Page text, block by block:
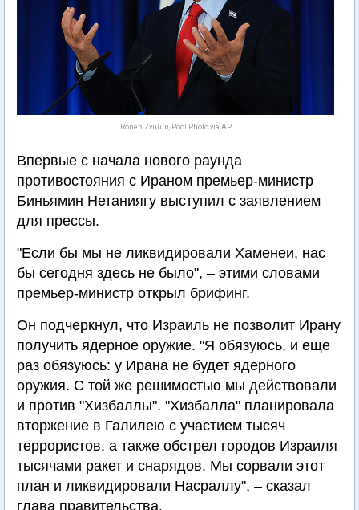
Ronen Zvulun, Pool Photo via AP
Впервые с начала нового раунда
противостояния с Ираном премьер-министр
Биньямин Нетаниягу выступил с заявлением
для прессы.
"Если бы мы не ликвидировали Хаменеи, нас
бы сегодня здесь не было", – этими словами
премьер-министр открыл брифинг.
Он подчеркнул, что Израиль не позволит Ирану
получить ядерное оружие. "Я обязуюсь, и еще
раз обязуюсь: у Ирана не будет ядерного
оружия. С той же решимостью мы действовали
и против "Хизбаллы". "Хизбалла" планировала
вторжение в Галилею с участием тысяч
террористов, а также обстрел городов Израиля
тысячами ракет и снарядов. Мы сорвали этот
план и ликвидировали Насраллу", – сказал
глава правительства.